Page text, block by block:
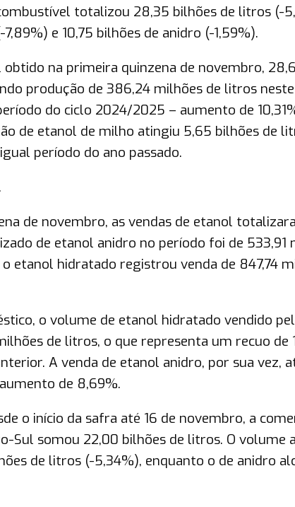
totalizou 28,35 bilhões de litros (-
e 10,75 bilhões de anidro (-1,59%).
na primeira quinzena de novembro,
produção de 386,24 milhões de litros
do ciclo 2024/2025 – aumento de
de etanol de milho atingiu 5,65 bilhões de
período do ano passado.
de novembro, as vendas de etanol
de etanol anidro no período foi de 533,91
o etanol hidratado registrou venda de 847,74
o volume de etanol hidratado vendido
de litros, o que representa um recuo de
A venda de etanol anidro, por sua vez,
de 8,69%.
o início da safra até 16 de novembro, a
Sul somou 22,00 bilhões de litros. O volume
de litros (-5,34%), enquanto o de anidro